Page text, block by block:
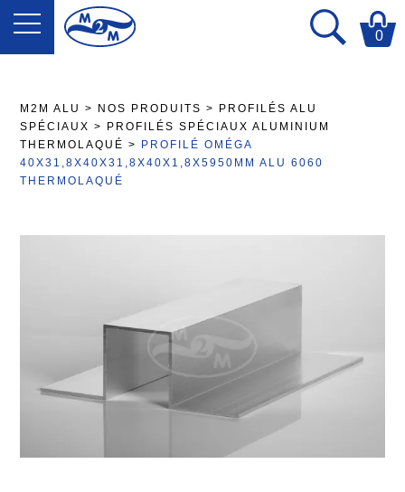
0
M2M ALU > NOS PRODUITS >
PROFILÉS ALU
SPÉCIAUX >
PROFILÉS SPÉCIAUX ALUMINIUM
THERMOLAQUÉ >
PROFILÉ OMÉGA
40X31,8X40X31,8X40X1,8X5950MM ALU 6060
THERMOLAQUÉ